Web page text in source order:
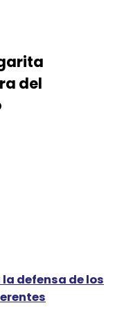
del
defensa de los